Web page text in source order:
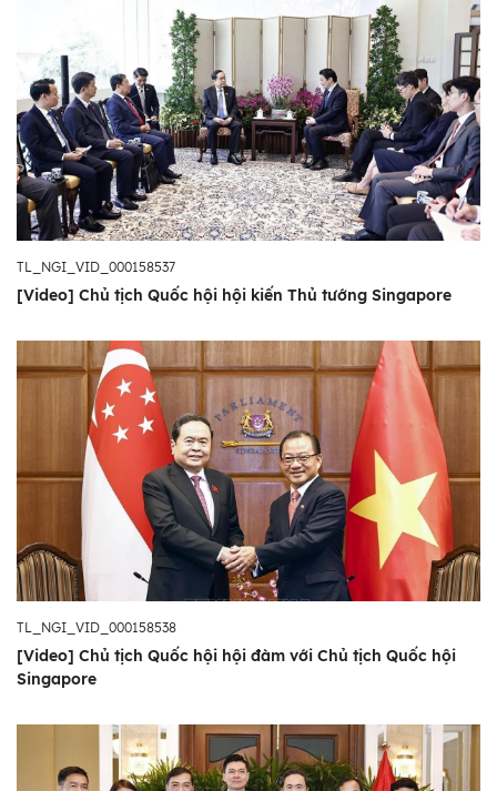
TL_NGI_VID_000158537
[Video] Chủ tịch Quốc hội hội kiến Thủ tướng Singapore
TL_NGI_VID_000158538
[Video] Chủ tịch Quốc hội hội đàm với Chủ tịch Quốc hội
Singapore